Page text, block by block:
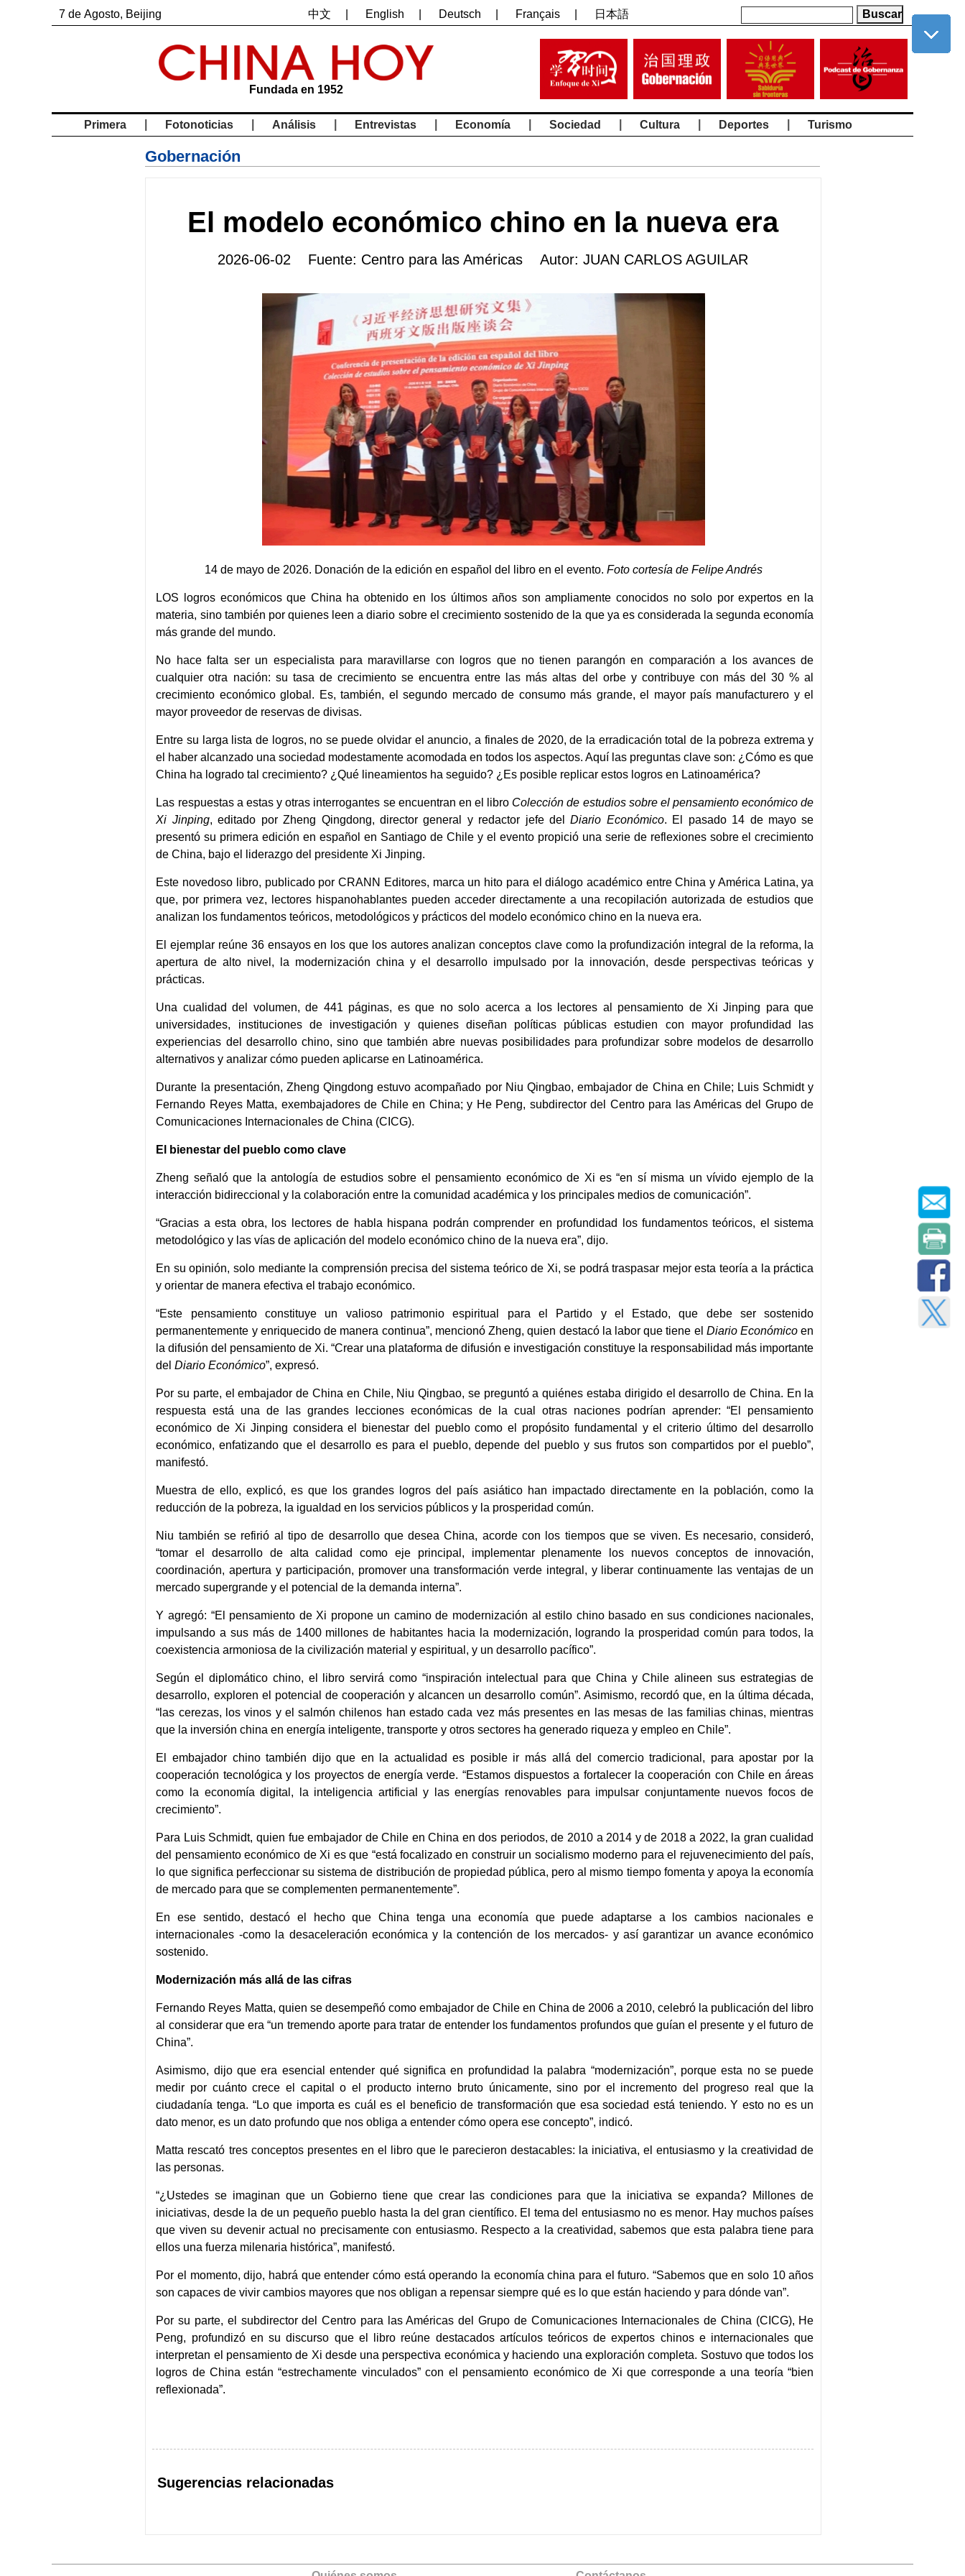
7 de Agosto, Beijing 中文 English Deutsch Français| 日本語
Fundada en 1952
Primera Fotonoticias Análisis Entrevistas Economía Sociedad Cultura Deportes Turismo
Gobernación
El modelo económico chino en la nueva era
2026-06-02 Fuente: Centro para las Américas Autor: JUAN CARLOS AGUILAR
14 de mayo de 2026. Donación de la edición en español del libro en el evento. Foto cortesía de Felipe Andrés
LOS logros económicos que China ha obtenido en los últimos años son ampliamente conocidos no solo por expertos en la
materia, sino también por quienes leen a diario sobre el crecimiento sostenido de la que ya es considerada la segunda economía
más grande del mundo.
No hace falta ser un especialista para maravillarse con logros que no tienen parangón en comparación a los avances de
cualquier otra nación: su tasa de crecimiento se encuentra entre las más altas del orbe y contribuye con más del 30 % al
crecimiento económico global. Es, también, el segundo mercado de consumo más grande, el mayor país manufacturero y el
mayor proveedor de reservas de divisas.
Entre su larga lista de logros, no se puede olvidar el anuncio, a finales de 2020, de la erradicación total de la pobreza extrema y
el haber alcanzado una sociedad modestamente acomodada en todos los aspectos. Aquí las preguntas clave son: ¿Cómo es que
China ha logrado tal crecimiento? ¿Qué lineamientos ha seguido? ¿Es posible replicar estos logros en Latinoamérica?
Las respuestas a estas y otras interrogantes se encuentran en el libro Colección de estudios sobre el pensamiento económico de
Xi Jinping, editado por Zheng Qingdong, director general y redactor jefe delDiario Económico. El pasado 14 de mayo se
presentó su primera edición en español en Santiago de Chile y el evento propició una serie de reflexiones sobre el crecimiento
de China, bajo el liderazgo del presidente Xi Jinping.
Este novedoso libro, publicado por CRANN Editores, marca un hito para el diálogo académico entre China y América Latina, ya
que, por primera vez, lectores hispanohablantes pueden acceder directamente a una recopilación autorizada de estudios que
analizan los fundamentos teóricos, metodológicos y prácticos del modelo económico chino en la nueva era.
El ejemplar reúne 36 ensayos en los que los autores analizan conceptos clave como la profundización integral de la reforma, la
apertura de alto nivel, la modernización china y el desarrollo impulsado por la innovación, desde perspectivas teóricas y
prácticas.
Una cualidad del volumen, de 441 páginas, es que no solo acerca a los lectores al pensamiento de Xi Jinping para que
universidades, instituciones de investigación y quienes diseñan políticas públicas estudien con mayor profundidad las
experiencias del desarrollo chino, sino que también abre nuevas posibilidades para profundizar sobre modelos de desarrollo
alternativos y analizar cómo pueden aplicarse en Latinoamérica.
Durante la presentación, Zheng Qingdong estuvo acompañado por Niu Qingbao, embajador de China en Chile; Luis Schmidt y
Fernando Reyes Matta, exembajadores de Chile en China; y He Peng, subdirector del Centro para las Américas del Grupo de
Comunicaciones Internacionales de China (CICG).
El bienestar del pueblo como clave
Zheng señaló que la antología de estudios sobre el pensamiento económico de Xi es “en sí misma un vívido ejemplo de la
interacción bidireccional y la colaboración entre la comunidad académica y los principales medios de comunicación”.
“Gracias a esta obra, los lectores de habla hispana podrán comprender en profundidad los fundamentos teóricos, el sistema
metodológico y las vías de aplicación del modelo económico chino de la nueva era”, dijo.
En su opinión, solo mediante la comprensión precisa del sistema teórico de Xi, se podrá traspasar mejor esta teoría a la práctica
y orientar de manera efectiva el trabajo económico.
“Este pensamiento constituye un valioso patrimonio espiritual para el Partido y el Estado, que debe ser sostenido
permanentemente y enriquecido de manera continua”, mencionó Zheng, quien destacó la labor que tiene el Diario Económico en
la difusión del pensamiento de Xi. “Crear una plataforma de difusión e investigación constituye la responsabilidad más importante
delDiario Económico”, expresó.
Por su parte, el embajador de China en Chile, Niu Qingbao, se preguntó a quiénes estaba dirigido el desarrollo de China. En la
respuesta está una de las grandes lecciones económicas de la cual otras naciones podrían aprender: “El pensamiento
económico de Xi Jinping considera el bienestar del pueblo como el propósito fundamental y el criterio último del desarrollo
económico, enfatizando que el desarrollo es para el pueblo, depende del pueblo y sus frutos son compartidos por el pueblo”,
manifestó.
Muestra de ello, explicó, es que los grandes logros del país asiático han impactado directamente en la población, como la
reducción de la pobreza, la igualdad en los servicios públicos y la prosperidad común.
Niu también se refirió al tipo de desarrollo que desea China, acorde con los tiempos que se viven. Es necesario, consideró,
“tomar el desarrollo de alta calidad como eje principal, implementar plenamente los nuevos conceptos de innovación,
coordinación, apertura y participación, promover una transformación verde integral, y liberar continuamente las ventajas de un
mercado supergrande y el potencial de la demanda interna”.
Y agregó: “El pensamiento de Xi propone un camino de modernización al estilo chino basado en sus condiciones nacionales,
impulsando a sus más de 1400 millones de habitantes hacia la modernización, logrando la prosperidad común para todos, la
coexistencia armoniosa de la civilización material y espiritual, y un desarrollo pacífico”.
Según el diplomático chino, el libro servirá como “inspiración intelectual para que China y Chile alineen sus estrategias de
desarrollo, exploren el potencial de cooperación y alcancen un desarrollo común”. Asimismo, recordó que, en la última década,
“las cerezas, los vinos y el salmón chilenos han estado cada vez más presentes en las mesas de las familias chinas, mientras
que la inversión china en energía inteligente, transporte y otros sectores ha generado riqueza y empleo en Chile”.
El embajador chino también dijo que en la actualidad es posible ir más allá del comercio tradicional, para apostar por la
cooperación tecnológica y los proyectos de energía verde. “Estamos dispuestos a fortalecer la cooperación con Chile en áreas
como la economía digital, la inteligencia artificial y las energías renovables para impulsar conjuntamente nuevos focos de
crecimiento”.
Para Luis Schmidt, quien fue embajador de Chile en China en dos periodos, de 2010 a 2014 y de 2018 a 2022, la gran cualidad
del pensamiento económico de Xi es que “está focalizado en construir un socialismo moderno para el rejuvenecimiento del país,
lo que significa perfeccionar su sistema de distribución de propiedad pública, pero al mismo tiempo fomenta y apoya la economía
de mercado para que se complementen permanentemente”.
En ese sentido, destacó el hecho que China tenga una economía que puede adaptarse a los cambios nacionales e
internacionales -como la desaceleración económica y la contención de los mercados- y así garantizar un avance económico
sostenido.
Modernización más allá de las cifras
Fernando Reyes Matta, quien se desempeñó como embajador de Chile en China de 2006 a 2010, celebró la publicación del libro
al considerar que era “un tremendo aporte para tratar de entender los fundamentos profundos que guían el presente y el futuro de
China”.
Asimismo, dijo que era esencial entender qué significa en profundidad la palabra “modernización”, porque esta no se puede
medir por cuánto crece el capital o el producto interno bruto únicamente, sino por el incremento del progreso real que la
ciudadanía tenga. “Lo que importa es cuál es el beneficio de transformación que esa sociedad está teniendo. Y esto no es un
dato menor, es un dato profundo que nos obliga a entender cómo opera ese concepto”, indicó.
Matta rescató tres conceptos presentes en el libro que le parecieron destacables: la iniciativa, el entusiasmo y la creatividad de
las personas.
“¿Ustedes se imaginan que un Gobierno tiene que crear las condiciones para que la iniciativa se expanda? Millones de
iniciativas, desde la de un pequeño pueblo hasta la del gran científico. El tema del entusiasmo no es menor. Hay muchos países
que viven su devenir actual no precisamente con entusiasmo. Respecto a la creatividad, sabemos que esta palabra tiene para
ellos una fuerza milenaria histórica”, manifestó.
Por el momento, dijo, habrá que entender cómo está operando la economía china para el futuro. “Sabemos que en solo 10 años
son capaces de vivir cambios mayores que nos obligan a repensar siempre qué es lo que están haciendo y para dónde van”.
Por su parte, el subdirector del Centro para las Américas del Grupo de Comunicaciones Internacionales de China (CICG), He
Peng, profundizó en su discurso que el libro reúne destacados artículos teóricos de expertos chinos e internacionales que
interpretan el pensamiento de Xi desde una perspectiva económica y haciendo una exploración completa. Sostuvo que todos los
logros de China están “estrechamente vinculados” con el pensamiento económico de Xi que corresponde a una teoría “bien
reflexionada”.
Sugerencias relacionadas